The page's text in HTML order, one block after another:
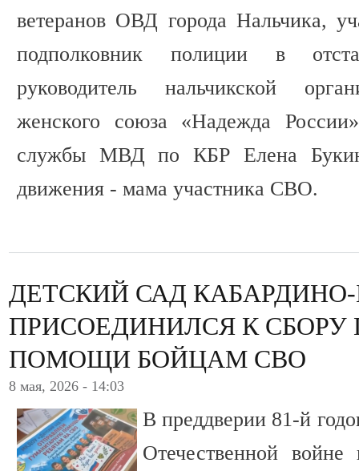
ветеранов ОВД города Нальчика,
подполковник полиции в
руководитель нальчикской
женского союза «Надежда
службы МВД по КБР Елена
движения - мама участника СВО.
ДЕТСКИЙ САД
ПРИСОЕДИНИЛСЯ К
ПОМОЩИ БОЙЦАМ СВО
8 мая, 2026 - 14:03
В преддверии 81-й
Отечественной войне